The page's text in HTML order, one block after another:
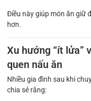
Điều này giúp món ăn giữ
hơn.
Xu hướng “ít lửa”
quen nấu ăn
Nhiều gia đình sau khi
chia sẻ rằng: